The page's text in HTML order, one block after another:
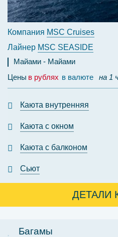
Компания MSC Cruises
Лайнер MSC SEASIDE
Майами
Майами
Цены в рублях в валюте на 1
Каюта внутренняя
Каюта с окном
Каюта с балконом
Сьют
ДЕТАЛИ
Багамы